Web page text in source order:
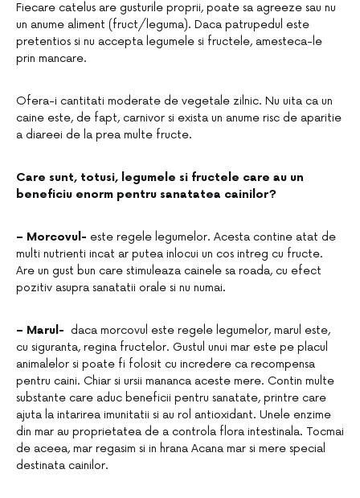
Fiecare catelus are gusturile proprii, poate sa agreeze sau nu
un anume aliment (fruct/leguma). Daca patrupedul este
pretentios si nu accepta legumele si fructele, amesteca-le
prin mancare.
Ofera-i cantitati moderate de vegetale zilnic. Nu uita ca un
caine este, de fapt, carnivor si exista un anume risc de aparitie
a diareei de la prea multe fructe.
Care sunt, totusi, legumele si fructele care au un
beneficiu enorm pentru sanatatea cainilor?
– Morcovul- este regele legumelor. Acesta contine atat de
multi nutrienti incat ar putea inlocui un cos intreg cu fructe.
Are un gust bun care stimuleaza cainele sa roada, cu efect
pozitiv asupra sanatatii orale si nu numai.
– Marul- daca morcovul este regele legumelor, marul este,
cu siguranta, regina fructelor. Gustul unui mar este pe placul
animalelor si poate fi folosit cu incredere ca recompensa
pentru caini. Chiar si ursii mananca aceste mere. Contin multe
substante care aduc beneficii pentru sanatate, printre care
ajuta la intarirea imunitatii si au rol antioxidant. Unele enzime
din mar au proprietatea de a controla flora intestinala. Tocmai
de aceea, mar regasim si in hrana Acana mar si mere special
destinata cainilor.